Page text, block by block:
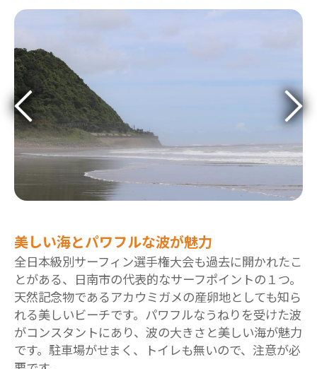
美しい海とパワフルな波が魅力
全日本級別サーフィン選手権大会も過去に開かれたこ
とがある、日南市の代表的なサーフポイントの１つ。
天然記念物であるアカウミガメの産卵地としても知ら
れる美しいビーチです。パワフルなうねりを受けた波
がコンスタントにあり、波の大きさと美しい海が魅力
です。駐車場がせまく、トイレも無いので、注意が必